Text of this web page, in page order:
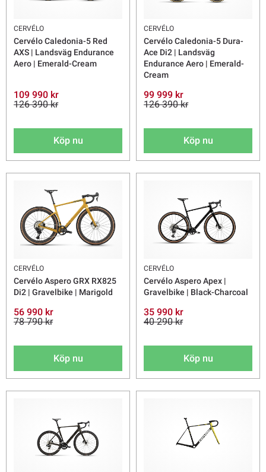
CERVÉLO
Cervélo Caledonia-5 Red
AXS | Landsväg Endurance
Aero | Emerald-Cream
109 990 kr
126 390 kr
Köp nu
CERVÉLO
Cervélo Caledonia-5 Dura-
Ace Di2 | Landsväg
Endurance Aero | Emerald-
Cream
99 999 kr
126 390 kr
Köp nu
CERVÉLO
Cervélo Aspero GRX RX825
Di2 | Gravelbike | Marigold
56 990 kr
78 790 kr
Köp nu
CERVÉLO
Cervélo Aspero Apex |
Gravelbike | Black-Charcoal
35 990 kr
40 290 kr
Köp nu